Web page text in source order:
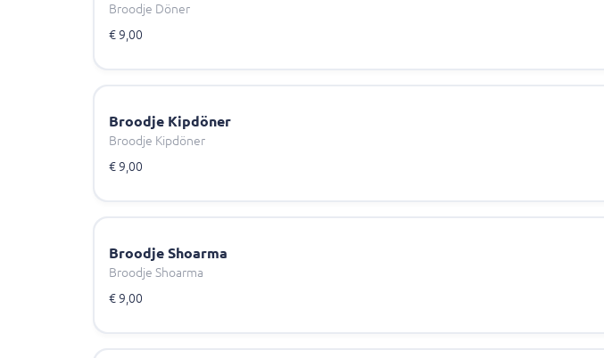
Broodje Döner
€ 9,00
Broodje Kipdöner
Broodje Kipdöner
€ 9,00
Broodje Shoarma
Broodje Shoarma
€ 9,00